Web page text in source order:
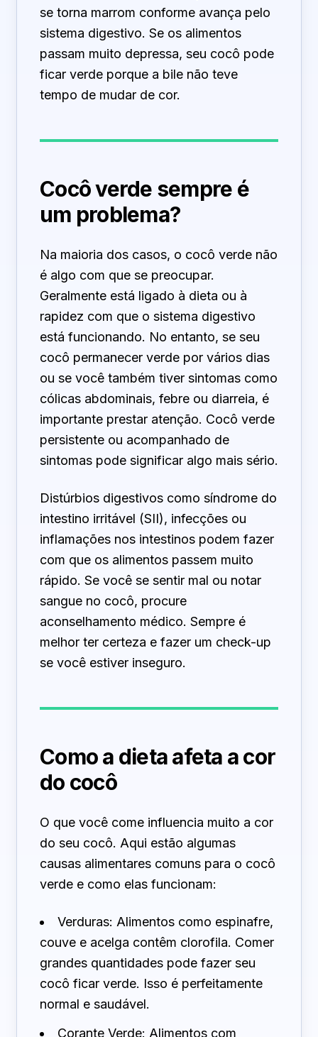
se torna marrom conforme avança pelo
sistema digestivo. Se os alimentos
passam muito depressa, seu cocô pode
ficar verde porque a bile não teve
tempo de mudar de cor.
Cocô verde sempre é
um problema?
Na maioria dos casos, o cocô verde não
é algo com que se preocupar.
Geralmente está ligado à dieta ou à
rapidez com que o sistema digestivo
está funcionando. No entanto, se seu
cocô permanecer verde por vários dias
ou se você também tiver sintomas como
cólicas abdominais, febre ou diarreia, é
importante prestar atenção. Cocô verde
persistente ou acompanhado de
sintomas pode significar algo mais sério.
Distúrbios digestivos como síndrome do
intestino irritável (SII), infecções ou
inflamações nos intestinos podem fazer
com que os alimentos passem muito
rápido. Se você se sentir mal ou notar
sangue no cocô, procure
aconselhamento médico. Sempre é
melhor ter certeza e fazer um check-up
se você estiver inseguro.
Como a dieta afeta a cor
do cocô
O que você come influencia muito a cor
do seu cocô. Aqui estão algumas
causas alimentares comuns para o cocô
verde e como elas funcionam:
Verduras: Alimentos como espinafre,
couve e acelga contêm clorofila. Comer
grandes quantidades pode fazer seu
cocô ficar verde. Isso é perfeitamente
normal e saudável.
Corante Verde: Alimentos com